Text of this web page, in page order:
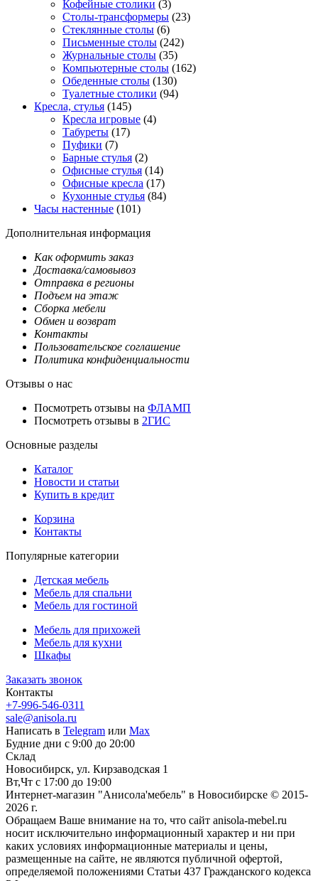
Кофейные столики (3)
Столы-трансформеры (23)
Стеклянные столы (6)
Письменные столы (242)
Журнальные столы (35)
Компьютерные столы (162)
Обеденные столы (130)
Туалетные столики (94)
Кресла, стулья (145)
Кресла игровые (4)
Табуреты (17)
Пуфики (7)
Барные стулья (2)
Офисные стулья (14)
Офисные кресла (17)
Кухонные стулья (84)
Часы настенные (101)
Дополнительная информация
Как оформить заказ
Доставка/самовывоз
Отправка в регионы
Подъем на этаж
Сборка мебели
Обмен и возврат
Контакты
Пользовательское соглашение
Политика конфиденциальности
Отзывы о нас
Посмотреть отзывы на ФЛАМП
Посмотреть отзывы в 2ГИС
Основные разделы
Каталог
Новости и статьи
Купить в кредит
Корзина
Контакты
Популярные категории
Детская мебель
Мебель для спальни
Мебель для гостиной
Мебель для прихожей
Мебель для кухни
Шкафы
Заказать звонок
Контакты
+7-996-546-0311
sale@anisola.ru
Написать в Telegram или Max
Будние дни с 9:00 до 20:00
Склад
Новосибирск, ул. Кирзаводская 1
Вт,Чт с 17:00 до 19:00
Интернет-магазин "Анисола'мебель" в Новосибирске © 2015-
2026 г.
Обращаем Ваше внимание на то, что сайт anisola-mebel.ru
носит исключительно информационный характер и ни при
каких условиях информационные материалы и цены,
размещенные на сайте, не являются публичной офертой,
определяемой положениями Статьи 437 Гражданского кодекса